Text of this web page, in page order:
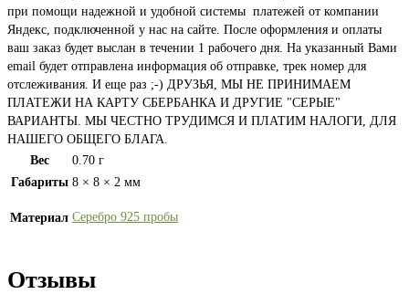
при помощи надежной и удобной системы платежей от компании
Яндекс, подключенной у нас на сайте. После оформления и оплаты
ваш заказ будет выслан в течении 1 рабочего дня. На указанный Вами
email будет отправлена информация об отправке, трек номер для
отслеживания. И еще раз ;-) ДРУЗЬЯ, МЫ НЕ ПРИНИМАЕМ
ПЛАТЕЖИ НА КАРТУ СБЕРБАНКА И ДРУГИЕ "СЕРЫЕ"
ВАРИАНТЫ. МЫ ЧЕСТНО ТРУДИМСЯ И ПЛАТИМ НАЛОГИ, ДЛЯ
НАШЕГО ОБЩЕГО БЛАГА.
Вес
0.70 г
Габариты 8 × 8 × 2 мм
Материал Серебро 925 пробы
Отзывы